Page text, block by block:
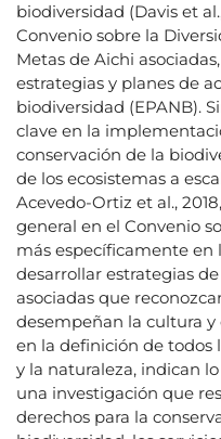
biodiversidad (Davis et
Convenio sobre la
Metas de Aichi
estrategias y planes de
biodiversidad (EPANB).
clave en la
conservación de la
de los ecosistemas a
Acevedo-Ortiz et al.,
general en el Convenio
más específicamente en
desarrollar estrategias
asociadas que
desempeñan la cultura
en la definición de todos
y la naturaleza, indican
una investigación que
derechos para la